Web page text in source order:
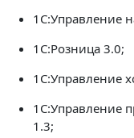
1C:Управление
1С:Розница 3.0;
1С:Управление
1С:Управление
1.3;